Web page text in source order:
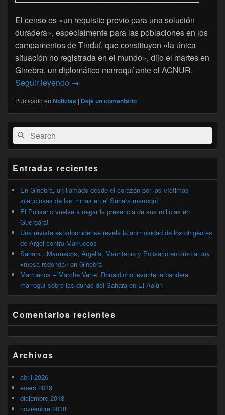
El censo es «un requisito previo para una solución
duradera», especialmente para las poblaciones en los
campamentos de Tinduf, que constituyen «la única
situación no registrada en el mundo», dijo el martes en
Ginebra, un diplomático marroquí ante el ACNUR.
Seguir leyendo Enésima llamada al ACNUR para el
→
Publicado en Noticias | Deja un comentario
área
de
widget
lateral
primaria
Buscar
por:
Buscar
Entradas recientes
En Ginebra, un llamado desde el corazón por las víctimas
silenciosas de las minas en el Sáhara marroquí
El Polisario vuelve a negar la presencia de sus milicias en
Guergarat
Una revista estadounidense revela la animosidad de los dirigentes
de Argel contra Marruecos
Sahara : Marruecos, Argelia, Mauritania y Polisario entorno a una
«mesa redonda» en Ginebra
Marruecos – Marche Verte: Ronaldinho levante la bandera
marroquí sobre las dunas del Sahara en El Aaiún
Comentarios recientes
Archivos
abril 2026
enero 2019
diciembre 2018
noviembre 2018